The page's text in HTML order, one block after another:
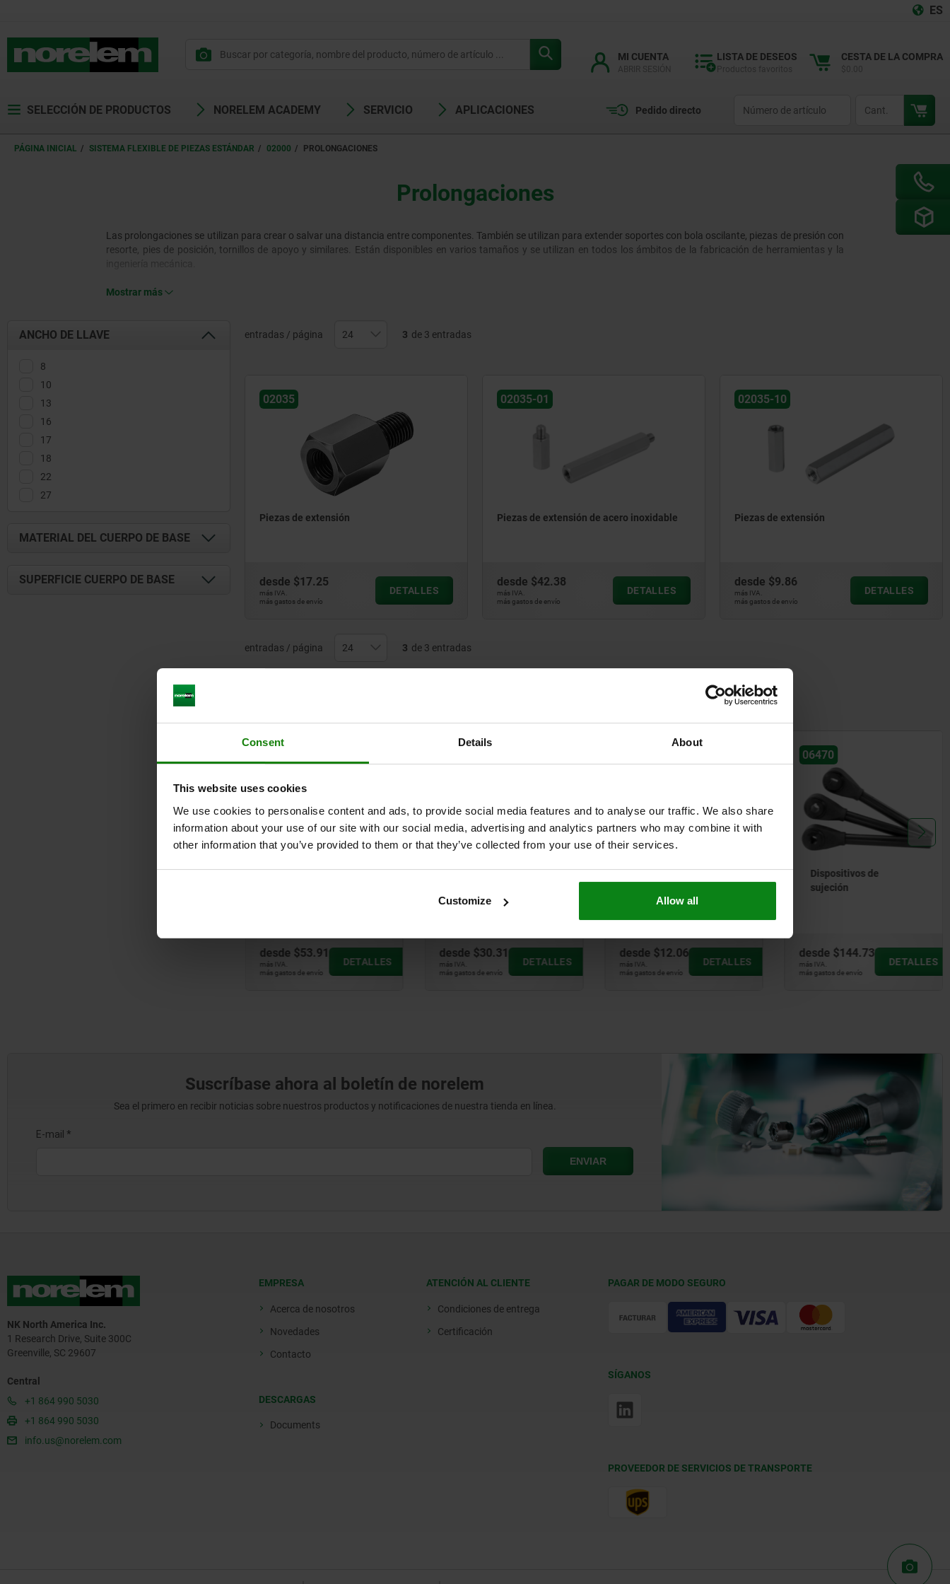
Consent Details About
This website uses cookies
We use cookies to personalise content and ads, to provide social media features and to analyse our traffic. We also share
information about your use of our site with our social media, advertising and analytics partners who may combine it with
other information that you’ve provided to them or that they’ve collected from your use of their services.
Customize Allow all
ES
MI CUENTA LISTA DE DESEOS CESTA DE LA COMPRA
SELECCIÓN DE PRODUCTOS NORELEM ACADEMY SERVICIO APLICACIONES Pedido directo
PÁGINA INICIAL SISTEMA FLEXIBLE DE PIEZAS ESTÁNDAR 02000 PROLONGACIONES
Prolongaciones
Las prolongaciones se utilizan para crear o salvar una distancia entre componentes. También se utilizan para extender soportes con bola oscilante, piezas de presión con
resorte, pies de posición, tornillos de apoyo y similares. Están disponibles en varios tamaños y se utilizan en todos los ámbitos de la fabricación de herramientas y la
Mostrar más
ANCHO DE LLAVE
8
10
13
16
17
18
22
27
MATERIAL DEL CUERPO DE BASE
SUPERFICIE CUERPO DE BASE
entradas / página 3 de 3 entradas
02035
Piezas de extensión
desde $17.25
más IVA.
más gastos de envío
DETALLES
02035-01
Piezas de extensión de acero inoxidable
desde $42.38
más IVA.
más gastos de envío
DETALLES
02035-10
Piezas de extensión
desde $9.86
más IVA.
más gastos de envío
DETALLES
entradas / página 3 de 3 entradas
Otros clientes también compraron
Palancas de sujeción
Palancas de sujeción
desde $53.91
más IVA.
más gastos de envío
DETALLES
Palancas de sujeción
interior
desde $30.31
más IVA.
más gastos de envío
DETALLES
Empuñaduras esféricas
desde $12.06
más IVA.
más gastos de envío
DETALLES
06470
Dispositivos de
sujeción
desde $144.73
más IVA.
más gastos de envío
DETALLES
Suscríbase ahora al boletín de norelem
Sea el primero en recibir noticias sobre nuestros productos y notificaciones de nuestra tienda en línea.
NK North America Inc.
1 Research Drive, Suite 300C
Greenville, SC 29607
Central
+1 864 990 5030
+1 864 990 5030
info.us@norelem.com
EMPRESA
Acerca de nosotros
Novedades
Contacto
DESCARGAS
Documents
ATENCIÓN AL CLIENTE
Condiciones de entrega
Certificación
PAGAR DE MODO SEGURO
SÍGANOS
PROVEEDOR DE SERVICIOS DE TRANSPORTE